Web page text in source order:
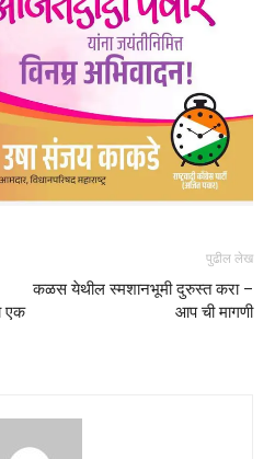
एक
पुढील लेख
कळस येथील स्मशानभूमी दुरुस्त करा –
आप ची मागणी